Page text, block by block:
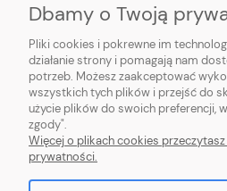
PŁATNOŚCI I DOSTAWA
INFORMACJE
O NAS
Dbamy o Twoją
Pliki cookies i pokrewne im
działanie strony i pomagają nam
potrzeb. Możesz zaakceptować
wszystkich tych plików i przejść do
użycie plików do swoich preferencji,
zgody".
Więcej o plikach cookies
prywatności.